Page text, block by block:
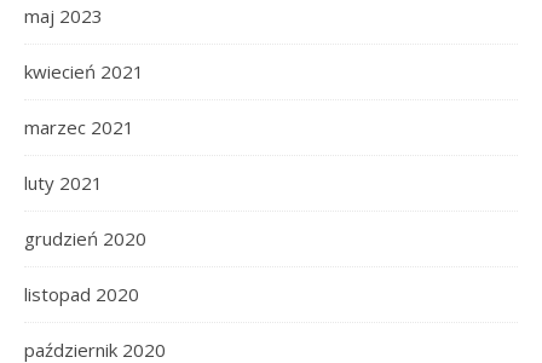
maj 2023
kwiecień 2021
marzec 2021
luty 2021
grudzień 2020
listopad 2020
październik 2020